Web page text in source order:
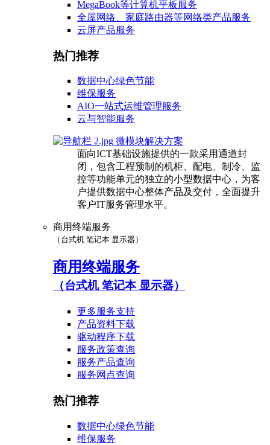
MegaBook等计算机平板服务
全屋网络、家庭路由器等网络类产品服务
云屏产品服务
热门推荐
数据中心绿色节能
维保服务
AIO一站式运维管理服务
云与智能服务
微模块解决方案
面向ICT基础设施提供的一款采用通道封
闭，包含工程预制的机柜、配电、制冷、监
控等功能单元的独立的小型数据中心，为客
户提供数据中心整体产品及交付，全面提升
客户IT服务管理水平。
商用终端服务
（台式机 笔记本 显示器）
商用终端服务
（台式机 笔记本 显示器）
更多服务支持
产品资料下载
驱动程序下载
服务政策查询
服务产品查询
服务网点查询
热门推荐
数据中心绿色节能
维保服务